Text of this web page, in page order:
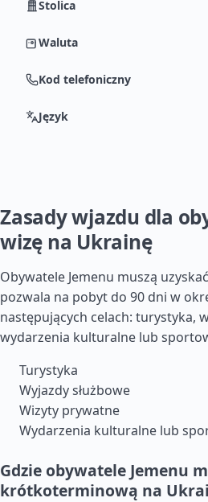
Stolica
Waluta
Kod telefoniczny
Język
Zasady wjazdu dla
wizę na Ukrainę
Obywatele Jemenu muszą
pozwala na pobyt do 90 dni w
następujących celach: turystyka,
wydarzenia kulturalne lub
Turystyka
Wyjazdy służbowe
Wizyty prywatne
Wydarzenia kulturalne lub
Gdzie obywatele Jemenu
krótkoterminową na